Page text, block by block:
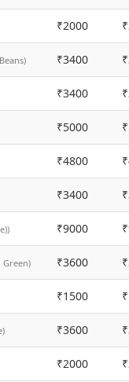
₹2000
₹3400
₹3400
₹5000
₹4800
₹3400
₹9000
Green) ₹3600
₹1500
₹3600
₹2000